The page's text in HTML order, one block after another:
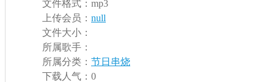
文件格式： mp3
上传会员： null
文件大小：
所属歌手：
所属分类： 节日串烧
下载人气： 0